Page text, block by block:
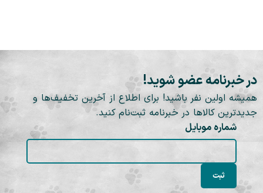
در خبرنامه عضو شوید!
همیشه اولین نفر باشید! برای اطلاع از آخرین تخفیف‌ها و
جدیدترین کالاها در خبرنامه ثبت‌نام کنید.
شماره موبایل